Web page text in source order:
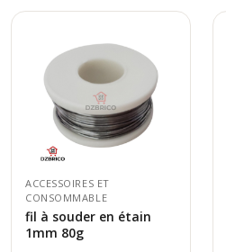
ACCESSOIRES ET
CONSOMMABLE
fil à souder en étain
1mm 80g